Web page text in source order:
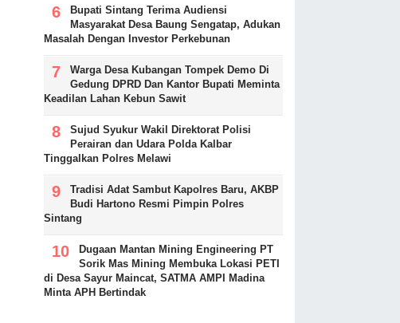
Bupati Sintang Terima Audiensi
Masyarakat Desa Baung Sengatap, Adukan
Masalah Dengan Investor Perkebunan
Warga Desa Kubangan Tompek Demo Di
Gedung DPRD Dan Kantor Bupati Meminta
Keadilan Lahan Kebun Sawit
Sujud Syukur Wakil Direktorat Polisi
Perairan dan Udara Polda Kalbar
Tinggalkan Polres Melawi
Tradisi Adat Sambut Kapolres Baru, AKBP
Budi Hartono Resmi Pimpin Polres
Sintang
Dugaan Mantan Mining Engineering PT
Sorik Mas Mining Membuka Lokasi PETI
di Desa Sayur Maincat, SATMA AMPI Madina
Minta APH Bertindak